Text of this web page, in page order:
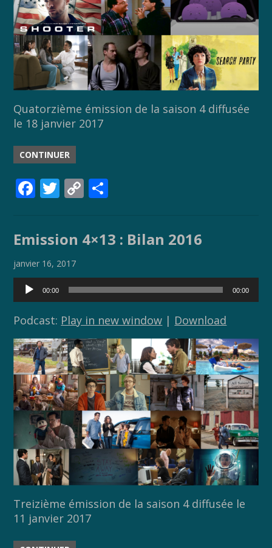
Quatorzième émission de la saison 4 diffusée
le 18 janvier 2017
CONTINUER
F
e
b
o
o
k
T
er
C
y
n
k
g
Emission 4×13 : Bilan 2016
janvier 16, 2017
Lecteur
audio
00:00 00:00
Podcast: Play in new window | Download
Treizième émission de la saison 4 diffusée le
11 janvier 2017